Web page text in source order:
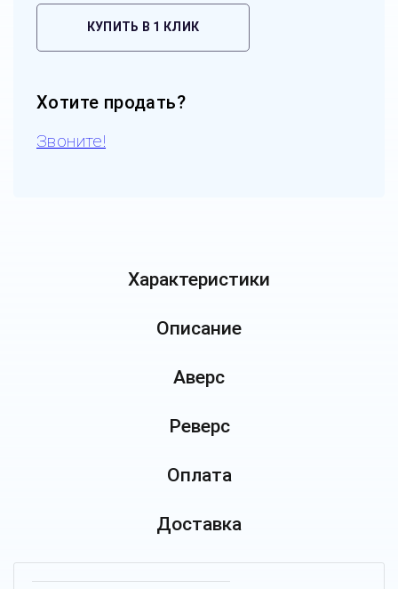
КУПИТЬ В 1 КЛИК
Хотите продать?
Звоните!
Характеристики
Описание
Аверс
Реверс
Оплата
Доставка